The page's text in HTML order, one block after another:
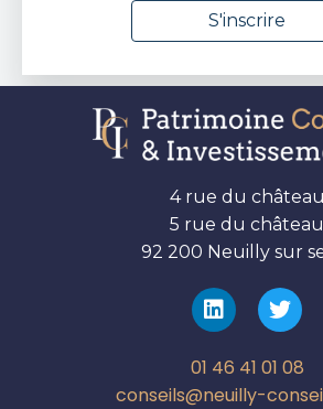
4 rue du château
5 rue du château
92 200 Neuilly sur
01 46 41 01 08
conseils@neuilly-